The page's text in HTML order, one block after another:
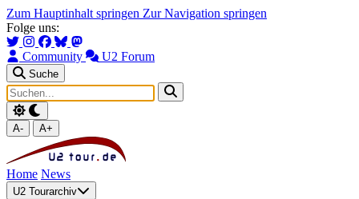
Zum Hauptinhalt springen Zur Navigation springen
Folge uns:
Community U2 Forum
Suche
A- A+
Home News
U2 Tourarchiv